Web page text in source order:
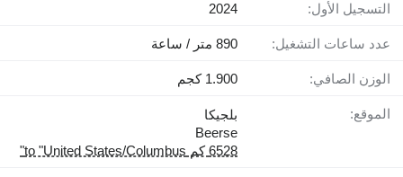
التسجيل الأول: 2024
عدد ساعات التشغيل: 890 متر / ساعة
الوزن الصافي: 1.900 كجم
الموقع:
بلجيكا
Beerse
6528 كم to "United States/Columbus"